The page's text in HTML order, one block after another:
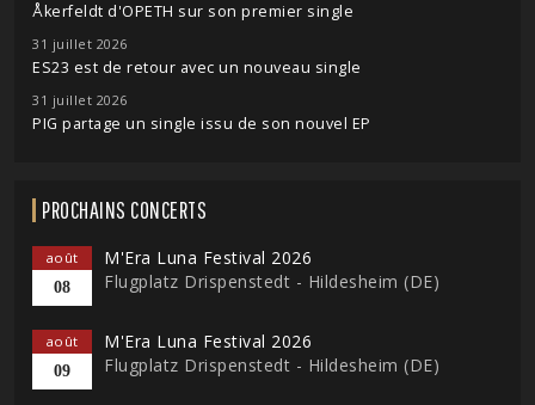
Åkerfeldt d'OPETH sur son premier single
31 juillet 2026
ES23 est de retour avec un nouveau single
31 juillet 2026
PIG partage un single issu de son nouvel EP
PROCHAINS CONCERTS
août
08
M'Era Luna Festival 2026
Flugplatz Drispenstedt - Hildesheim (DE)
août
09
M'Era Luna Festival 2026
Flugplatz Drispenstedt - Hildesheim (DE)